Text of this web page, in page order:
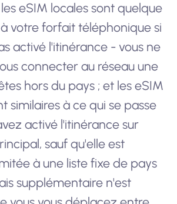
eSIM locales sont quelque
votre forfait téléphonique si
activé l'itinérance - vous ne
connecter au réseau une
hors du pays ; et les eSIM
similaires à ce qui se passe
activé l'itinérance sur
sauf qu'elle est
à une liste fixe de pays
supplémentaire n'est